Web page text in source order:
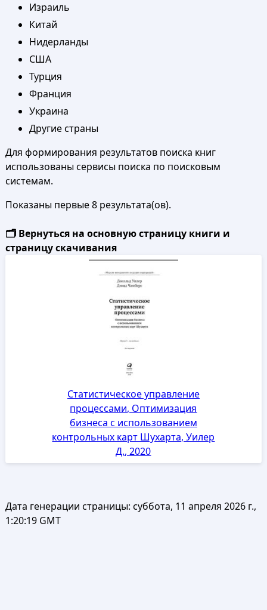
Израиль
Китай
Нидерланды
США
Турция
Франция
Украина
Другие страны
Для формирования результатов поиска книг
использованы сервисы поиска по поисковым
системам.
Показаны первые 8 результата(ов).
🗂️ Вернуться на основную страницу книги и
страницу скачивания
Статистическое управление
процессами, Оптимизация
бизнеса с использованием
контрольных карт Шухарта, Уилер
Д., 2020
Дата генерации страницы: суббота, 11 апреля 2026 г.,
1:20:19 GMT